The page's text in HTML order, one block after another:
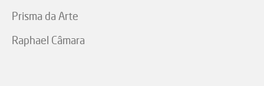
Prisma da Arte
Raphael Câmara